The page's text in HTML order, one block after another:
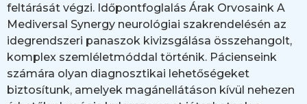
feltárását végzi. Időpontfoglalás Árak Orvosaink A
Mediversal Synergy neurológiai szakrendelésén az
idegrendszeri panaszok kivizsgálása összehangolt,
komplex szemléletmóddal történik. Pácienseink
számára olyan diagnosztikai lehetőségeket
biztosítunk, amelyek magánellátáson kívül nehezen